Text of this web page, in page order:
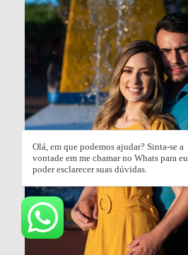
Olá, em que podemos ajudar? Sinta-se a
vontade em me chamar no Whats para eu
poder esclarecer suas dúvidas.